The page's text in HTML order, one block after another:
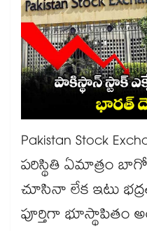
Pakistan Stock
పరిస్థితి ఏమాత్రం
చూసినా లేక ఇటు
పూర్తిగా